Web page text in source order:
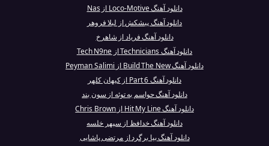
دانلود آهنگ Loco-Motive از Nas
دانلود آهنگ پیشکش از لیلا فروهر
دانلود آهنگ فریاد از شاهرخ
دانلود آهنگ Technicians از Tech N9ne
دانلود آهنگ Build The New از Peyman Salimi
دانلود آهنگ Part 6 از کیهان کلهر
دانلود آهنگ حواسم به توئه از سون بند
دانلود آهنگ Hit My Line از Chris Brown
دانلود آهنگ خدافظ از سپهر خلسه
دانلود آهنگ بیا برگرد از مرتضی پاشایی